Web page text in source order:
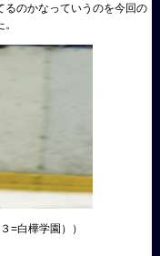
るのかなっていうのを今回の
=白樺学園））